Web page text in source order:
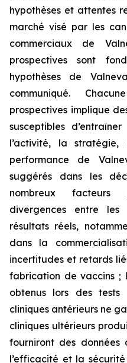
hypothèses et attentes
marché visé par les
commerciaux de
prospectives sont
hypothèses de
communiqué.
prospectives implique
susceptibles
l’activité, la
performance de
suggérés dans les
nombreux facteurs
divergences entre
résultats réels,
dans la
incertitudes et retards
fabrication de vaccins ;
obtenus lors des tests
cliniques antérieurs ne
cliniques ultérieurs
fourniront des données
l’efficacité et la